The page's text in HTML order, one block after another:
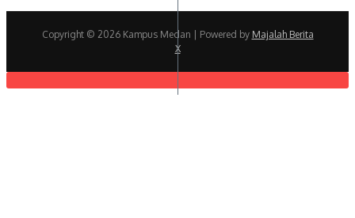
Copyright © 2026 Kampus Medan | Powered by Majalah Berita
X